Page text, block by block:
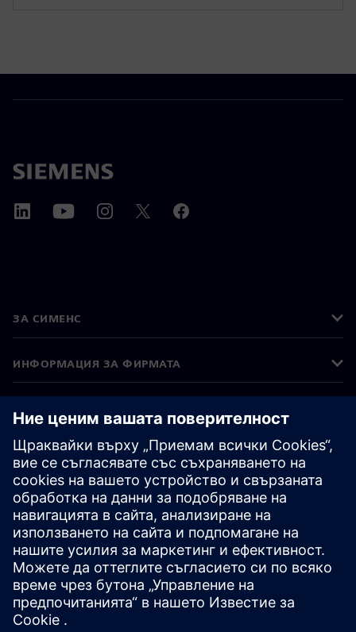
ЗА СИМЕНС
ИНФОРМАЦИЯ ЗА ФИРМАТА
КАРИЕРИ
©Siemens2026
Корпоративна информация
Известие за поверителност